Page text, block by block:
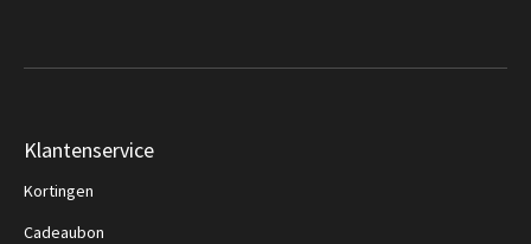
Klantenservice
Kortingen
Cadeaubon